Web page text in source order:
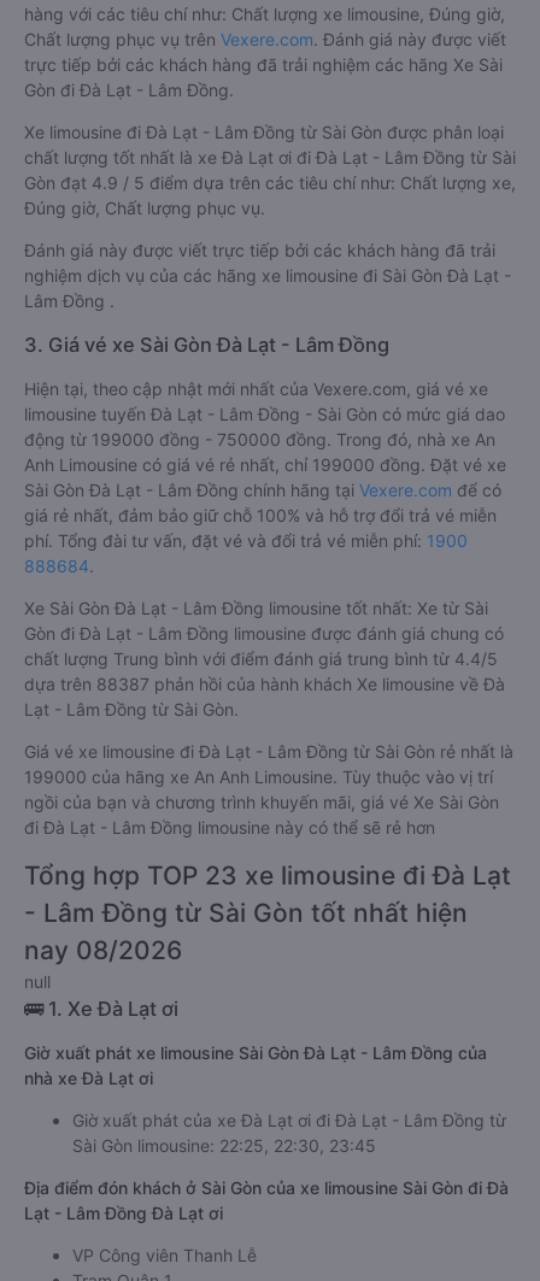
hàng với các tiêu chí như: Chất lượng xe limousine, Đúng giờ,
Chất lượng phục vụ trên Vexere.com. Đánh giá này được viết
trực tiếp bởi các khách hàng đã trải nghiệm các hãng Xe Sài
Gòn đi Đà Lạt - Lâm Đồng.
Xe limousine đi Đà Lạt - Lâm Đồng từ Sài Gòn được phân loại
chất lượng tốt nhất là xe Đà Lạt ơi đi Đà Lạt - Lâm Đồng từ Sài
Gòn đạt 4.9 / 5 điểm dựa trên các tiêu chí như: Chất lượng xe,
Đúng giờ, Chất lượng phục vụ.
Đánh giá này được viết trực tiếp bởi các khách hàng đã trải
nghiệm dịch vụ của các hãng xe limousine đi Sài Gòn Đà Lạt -
Lâm Đồng .
3. Giá vé xe Sài Gòn Đà Lạt - Lâm Đồng
Hiện tại, theo cập nhật mới nhất của Vexere.com, giá vé xe
limousine tuyến Đà Lạt - Lâm Đồng - Sài Gòn có mức giá dao
động từ 199000 đồng - 750000 đồng. Trong đó, nhà xe An
Anh Limousine có giá vé rẻ nhất, chỉ 199000 đồng. Đặt vé xe
Sài Gòn Đà Lạt - Lâm Đồng chính hãng tại Vexere.com để có
giá rẻ nhất, đảm bảo giữ chỗ 100% và hỗ trợ đổi trả vé miễn
phí. Tổng đài tư vấn, đặt vé và đổi trả vé miễn phí: 1900
888684.
Xe Sài Gòn Đà Lạt - Lâm Đồng limousine tốt nhất: Xe từ Sài
Gòn đi Đà Lạt - Lâm Đồng limousine được đánh giá chung có
chất lượng Trung bình với điểm đánh giá trung bình từ 4.4/5
dựa trên 88387 phản hồi của hành khách Xe limousine về Đà
Lạt - Lâm Đồng từ Sài Gòn.
Giá vé xe limousine đi Đà Lạt - Lâm Đồng từ Sài Gòn rẻ nhất là
199000 của hãng xe An Anh Limousine. Tùy thuộc vào vị trí
ngồi của bạn và chương trình khuyến mãi, giá vé Xe Sài Gòn
đi Đà Lạt - Lâm Đồng limousine này có thể sẽ rẻ hơn
Tổng hợp TOP 23 xe limousine đi Đà Lạt
- Lâm Đồng từ Sài Gòn tốt nhất hiện
nay 08/2026
null
🚌 1. Xe Đà Lạt ơi
Giờ xuất phát xe limousine Sài Gòn Đà Lạt - Lâm Đồng của
nhà xe Đà Lạt ơi
Giờ xuất phát của xe Đà Lạt ơi đi Đà Lạt - Lâm Đồng từ
Sài Gòn limousine: 22:25, 22:30, 23:45
Địa điểm đón khách ở Sài Gòn của xe limousine Sài Gòn đi Đà
Lạt - Lâm Đồng Đà Lạt ơi
VP Công viên Thanh Lễ